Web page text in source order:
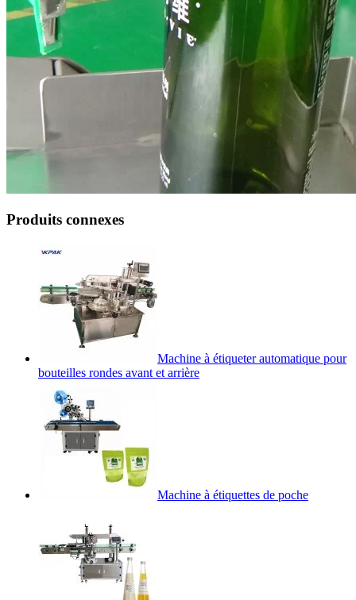
Produits connexes
Machine à étiqueter automatique pour
bouteilles rondes avant et arrière
Machine à étiquettes de poche